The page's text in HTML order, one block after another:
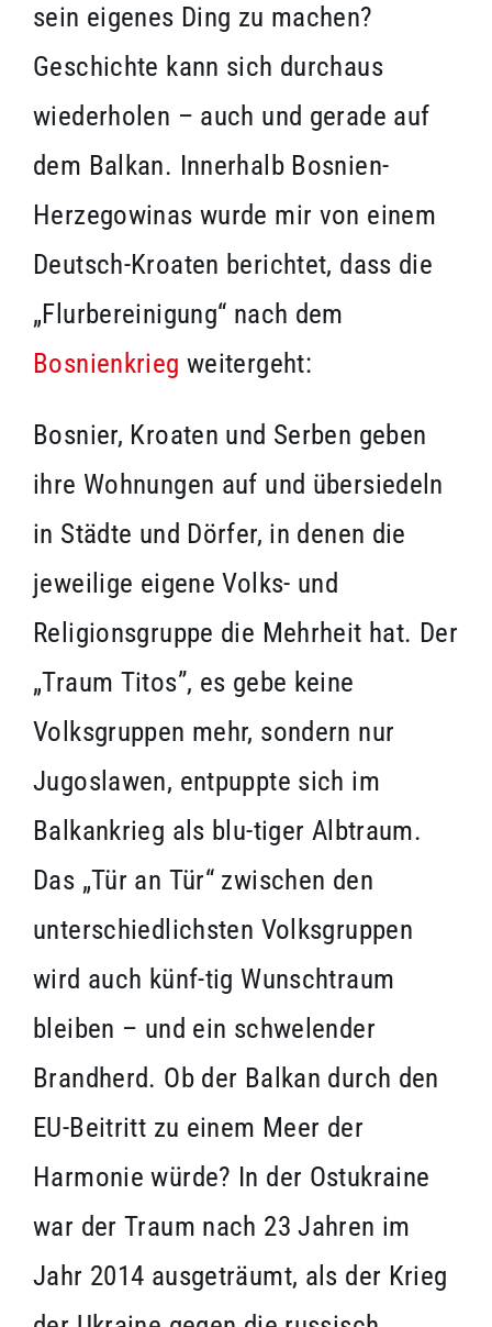
sein eigenes Ding zu machen?
Geschichte kann sich durchaus
wiederholen – auch und gerade auf
dem Balkan. Innerhalb Bosnien-
Herzegowinas wurde mir von einem
Deutsch-Kroaten berichtet, dass die
„Flurbereinigung“ nach dem
Bosnienkrieg weitergeht:
Bosnier, Kroaten und Serben geben
ihre Wohnungen auf und übersiedeln
in Städte und Dörfer, in denen die
jeweilige eigene Volks- und
Religionsgruppe die Mehrheit hat. Der
„Traum Titos”, es gebe keine
Volksgruppen mehr, sondern nur
Jugoslawen, entpuppte sich im
Balkankrieg als blu-tiger Albtraum.
Das „Tür an Tür“ zwischen den
unterschiedlichsten Volksgruppen
wird auch künf-tig Wunschtraum
bleiben – und ein schwelender
Brandherd. Ob der Balkan durch den
EU-Beitritt zu einem Meer der
Harmonie würde? In der Ostukraine
war der Traum nach 23 Jahren im
Jahr 2014 ausgeträumt, als der Krieg